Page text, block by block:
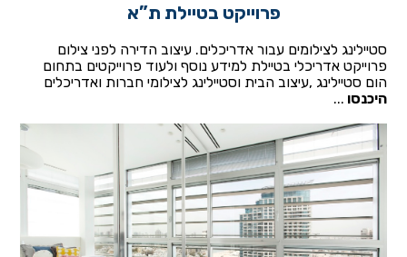
פרוייקט בטיילת ת”א
סטיילינג לצילומים עבור אדריכלים. עיצוב הדירה לפני צילום
פרוייקט אדריכלי בטיילת למידע נוסף ולעוד פרוייקטים בתחום
הום סטיילינג ,עיצוב הבית וסטיילינג לצילומי חברות ואדריכלים
היכנסו ...